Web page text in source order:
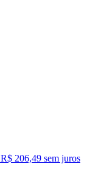
R$ 206,49 sem juros